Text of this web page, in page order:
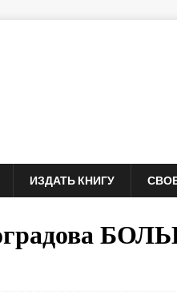
ИЗДАТЬ КНИГУ